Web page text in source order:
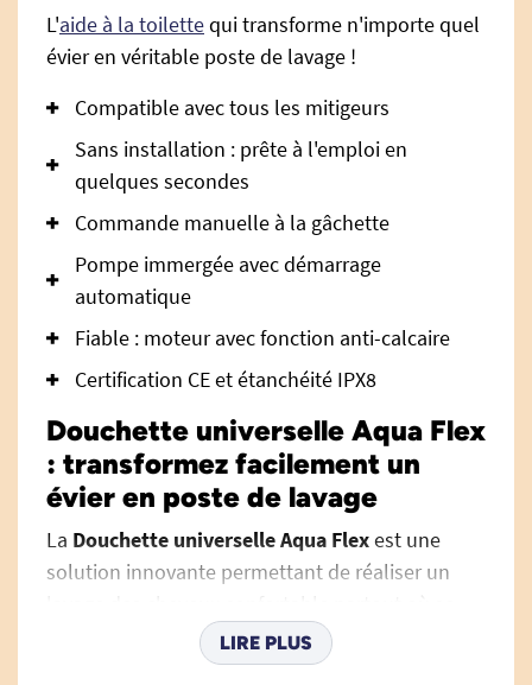
L'aide à la toilettequi transforme n'importe quel
évier en véritable poste de lavage !
Compatible avec tous les mitigeurs
Sans installation : prête à l'emploi en
quelques secondes
Commande manuelle à la gâchette
Pompe immergée avec démarrage
automatique
Fiable : moteur avec fonction anti-calcaire
Certification CE et étanchéité IPX8
Douchette universelle Aqua Flex
: transformez facilement un
évier en poste de lavage
La Douchette universelle Aqua Flexest une
solution innovante permettant de réaliser un
trouve un point d'eau. Conçue pour les
professionnels intervenant à domicile mais
LIRE PLUS